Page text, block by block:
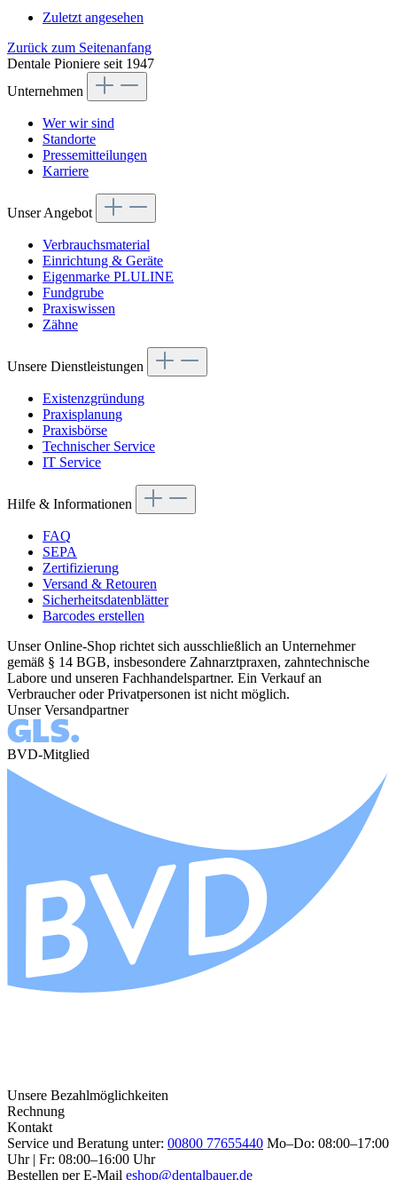
Zuletzt angesehen
Zurück zum Seitenanfang
Dentale Pioniere seit 1947
Unternehmen
Wer wir sind
Standorte
Pressemitteilungen
Karriere
Unser Angebot
Verbrauchsmaterial
Einrichtung & Geräte
Eigenmarke PLULINE
Fundgrube
Praxiswissen
Zähne
Unsere Dienstleistungen
Existenzgründung
Praxisplanung
Praxisbörse
Technischer Service
IT Service
Hilfe & Informationen
FAQ
SEPA
Zertifizierung
Versand & Retouren
Sicherheitsdatenblätter
Barcodes erstellen
Unser Online-Shop richtet sich ausschließlich an Unternehmer
gemäß § 14 BGB, insbesondere Zahnarztpraxen, zahntechnische
Labore und unseren Fachhandelspartner. Ein Verkauf an
Verbraucher oder Privatpersonen ist nicht möglich.
Unser Versandpartner
BVD-Mitglied
Unsere Bezahlmöglichkeiten
Rechnung
Kontakt
Service und Beratung unter: 00800 77655440 Mo–Do: 08:00–17:00
Uhr | Fr: 08:00–16:00 Uhr
Bestellen per E-Mail eshop@dentalbauer.de